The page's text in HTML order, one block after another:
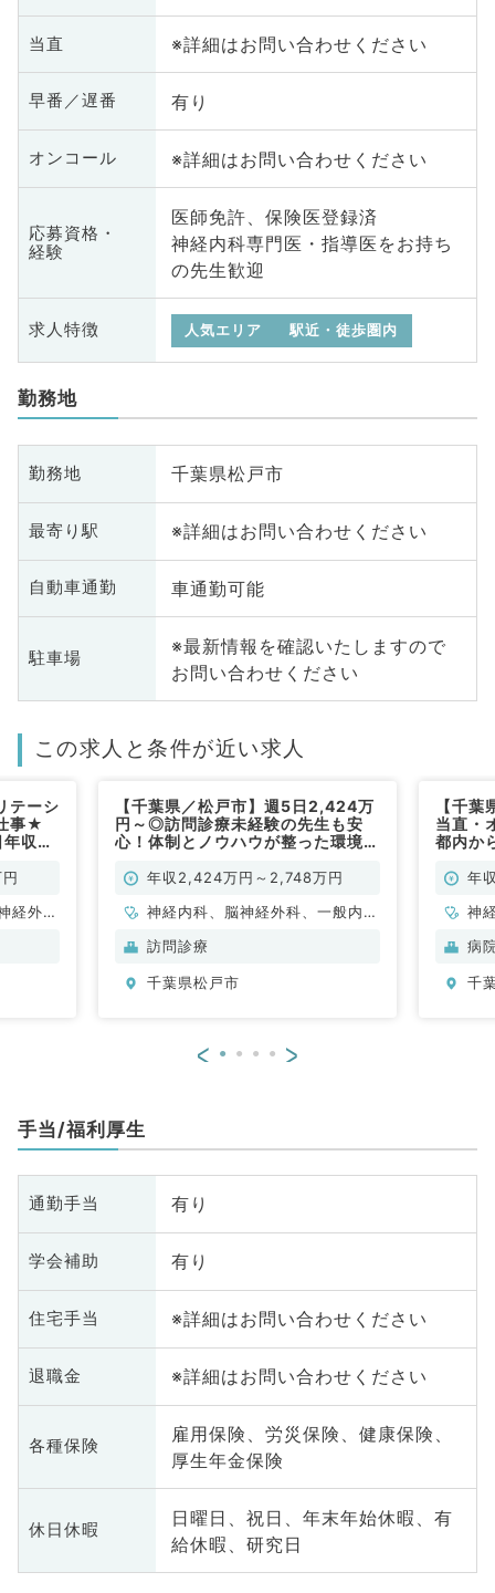
当直 ※詳細はお問い合わせください
早番／遅番 有り
オンコール ※詳細はお問い合わせください
応募資格・
経験
医師免許、保険医登録済
神経内科専門医・指導医をお持ち
の先生歓迎
求人特徴 人気エリア 駅近・徒歩圏内
勤務地
勤務地 千葉県松戸市
最寄り駅 ※詳細はお問い合わせください
自動車通勤 車通勤可能
駐車場
※最新情報を確認いたしますので
お問い合わせください
この求人と条件が近い求人
テーシ
事★
収
ショ
勤）
経外
【千葉県／松戸市】週5日2,424万
円～◎訪問診療未経験の先生も安
心！体制とノウハウが整った環境＆
系・外科系／常勤）
年収2,424万円～2,748万円
神経内科、脳神経外科、一般内
科、老年内科、外科系全般、一般
訪問診療
千葉県松戸市
【千
当直・
都内か
全般／
年
神
科
病
千
< >
手当/福利厚生
通勤手当 有り
学会補助 有り
住宅手当 ※詳細はお問い合わせください
退職金 ※詳細はお問い合わせください
各種保険
雇用保険、労災保険、健康保険、
厚生年金保険
休日休暇
日曜日、祝日、年末年始休暇、有
給休暇、研究日